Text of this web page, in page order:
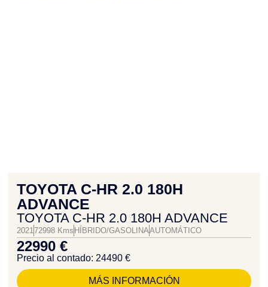
TOYOTA C-HR 2.0 180H
ADVANCE
TOYOTA C-HR 2.0 180H ADVANCE
202172998 Kms HÍBRIDO/GASOLINAAUTOMÁTICO
22990 €
Precio al contado: 24490 €
MÁS INFORMACIÓN